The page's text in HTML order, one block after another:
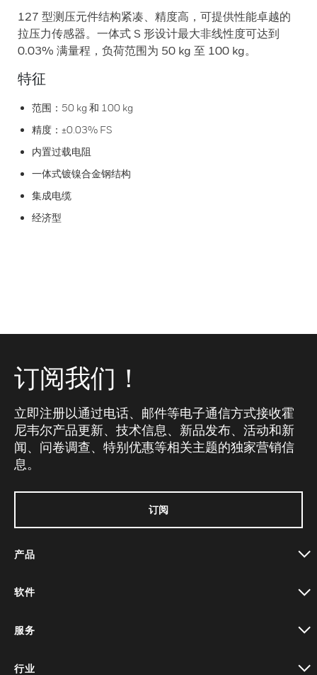
127 型测压元件结构紧凑、精度高，可提供性能卓越的
拉压力传感器。一体式 S 形设计最大非线性度可达到
0.03% 满量程，负荷范围为 50 kg 至 100 kg。
特征
范围：50 kg 和 100 kg
精度：±0.03% FS
内置过载电阻
一体式镀镍合金钢结构
集成电缆
经济型
订阅我们！
立即注册以通过电话、邮件等电子通信方式接收霍
尼韦尔产品更新、技术信息、新品发布、活动和新
闻、问卷调查、特别优惠等相关主题的独家营销信
息。
订阅
产品
软件
服务
行业